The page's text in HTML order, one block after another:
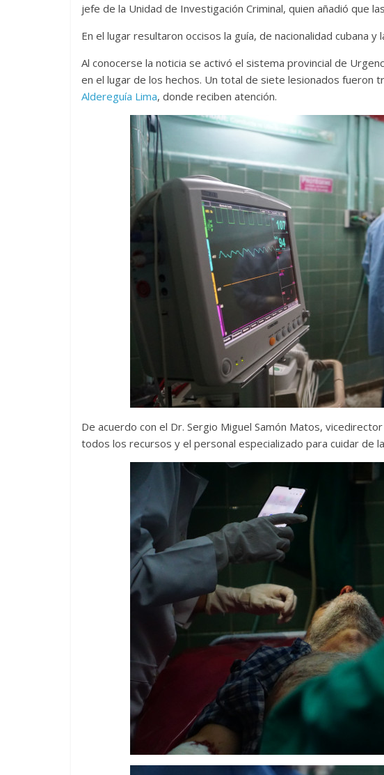
jefe de la Unidad de Investigación Criminal, quien añadió que
En el lugar resultaron occisos la guía, de nacionalidad cubana
Al conocerse la noticia se activó el sistema provincial de
en el lugar de los hechos. Un total de siete lesionados fueron
Aldereguía Lima, donde reciben atención.
De acuerdo con el Dr. Sergio Miguel Samón Matos,
todos los recursos y el personal especializado para cuidar de